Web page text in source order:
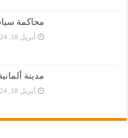
محاكمة
أبريل 18, 2024
مدينة
أبريل 18, 2024